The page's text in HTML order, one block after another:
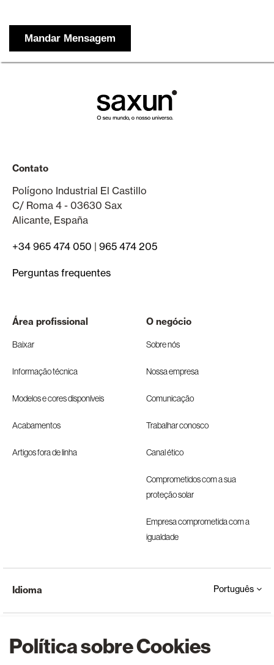
Política sobre Cookies
Contato
Polígono Industrial El Castillo
C/ Roma 4 - 03630 Sax
Alicante, España
+34 965 474 050 | 965 474 205
Perguntas frequentes
Área profissional
Baixar
Informação técnica
Modelos e cores disponíveis
Acabamentos
Artigos fora de linha
O negócio
Sobre nós
Nossa empresa
Comunicação
Trabalhar conosco
Canal ético
Comprometidos com a sua
proteção solar
Empresa comprometida com a
igualdade
Idioma Português